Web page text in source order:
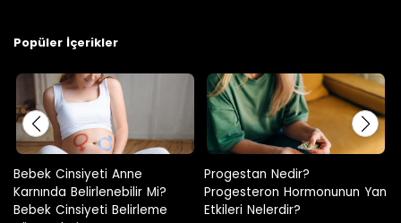
Popüler İçerikler
Progestan Nedir?
Progesteron Hormonunun Yan
Etkileri Nelerdir?
Hamilelikte Adet Görülür Mü?